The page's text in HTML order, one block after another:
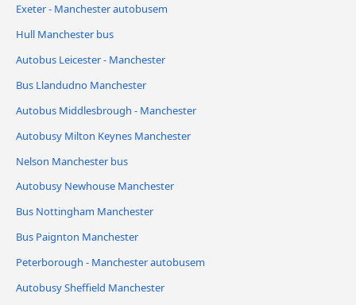
Exeter - Manchester autobusem
Hull Manchester bus
Autobus Leicester - Manchester
Bus Llandudno Manchester
Autobus Middlesbrough - Manchester
Autobusy Milton Keynes Manchester
Nelson Manchester bus
Autobusy Newhouse Manchester
Bus Nottingham Manchester
Bus Paignton Manchester
Peterborough - Manchester autobusem
Autobusy Sheffield Manchester